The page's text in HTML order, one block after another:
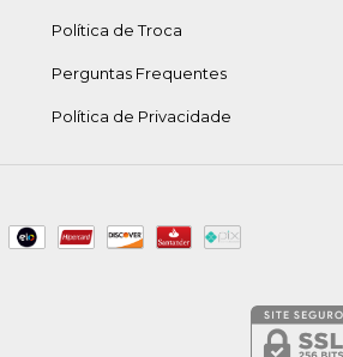
Política de Troca
Perguntas Frequentes
Política de Privacidade